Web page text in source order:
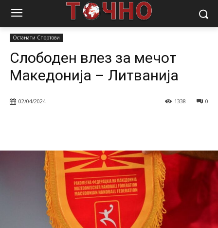
Почетна Останати Спортови
Слободен влез за мечот
Останати Спортови
Слободен влез за мечот
Македонија – Литванија
02/04/2024 0
1338